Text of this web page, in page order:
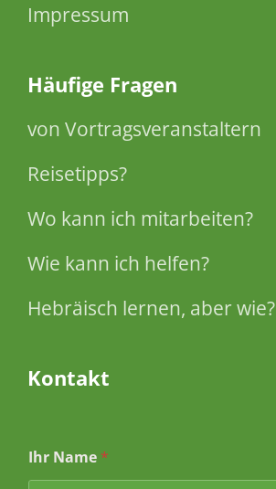
Impressum
Häufige Fragen
von Vortragsveranstaltern
Reisetipps?
Wo kann ich mitarbeiten?
Wie kann ich helfen?
Hebräisch lernen, aber wie?
Kontakt
Ihr Name *